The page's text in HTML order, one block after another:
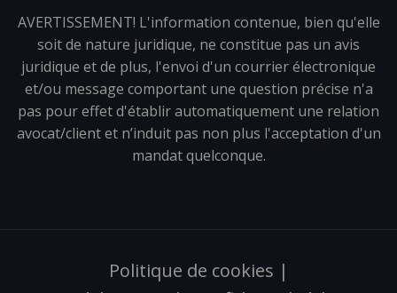
AVERTISSEMENT! L'information contenue, bien qu'elle
soit de nature juridique, ne constitue pas un avis
juridique et de plus, l'envoi d'un courrier électronique
et/ou message comportant une question précise n'a
pas pour effet d'établir automatiquement une relation
avocat/client et n’induit pas non plus l'acceptation d'un
mandat quelconque.
Politique de cookies |